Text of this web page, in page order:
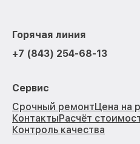
Горячая линия
+7 (843) 254-68-13
Сервис
Срочный ремонтЦена на
КонтактыРасчёт
Контроль качества